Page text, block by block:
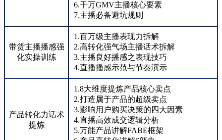
6.千万GMV主播核心要素
7.主播必备避坑规则
带货主播播感强
化实操训练
1.百万级主播表现力拆解
2.高转化强气场主播话术拆解
3.主播良好播感之表现技巧
4.直播播感示范与节奏演示
产品转化力话术
提炼
1.8大维度提炼产品核心卖点
2.打造属于产品的超级卖点
3.影响用户购买决策的四大因素
4.直播高效成交逻辑分析
5.万能产品讲解FABE框架